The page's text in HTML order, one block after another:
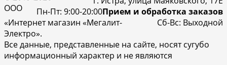
Прием и обработка заказов
Пн-Пт: 9:00-20:00
Cб-Вс: Выходной
ООО
«Интернет магазин «Мегалит-
Электро».
Все данные, представленные на сайте, носят сугубо
информационный характер и не являются